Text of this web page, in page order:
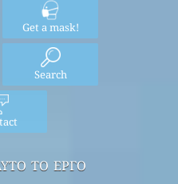
Get a mask!
Search
το έργο